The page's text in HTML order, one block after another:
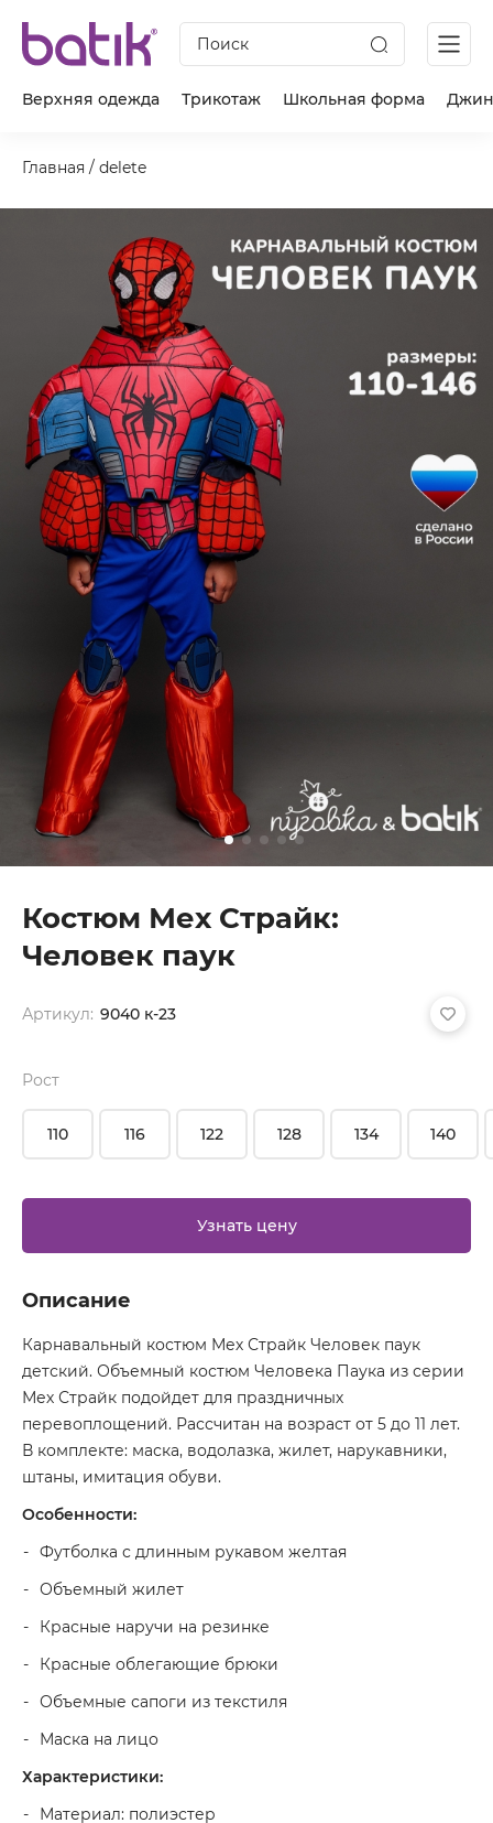
Поиск
Верхняя одежда Трикотаж Школьная форма
Главная / delete
Костюм Мех Страйк:
Человек паук
Артикул: 9040 к-23
Рост
110 116 122 128 134 140
Узнать цену
Описание
Карнавальный костюм Мех Страйк Человек паук
детский. Объемный костюм Человека Паука из серии
Мех Страйк подойдет для праздничных
перевоплощений. Рассчитан на возраст от 5 до 11 лет.
В комплекте: маска, водолазка, жилет, нарукавники,
штаны, имитация обуви.
Особенности:
Футболка с длинным рукавом желтая
Объемный жилет
Красные наручи на резинке
Красные облегающие брюки
Объемные сапоги из текстиля
Маска на лицо
Характеристики:
Материал: полиэстер